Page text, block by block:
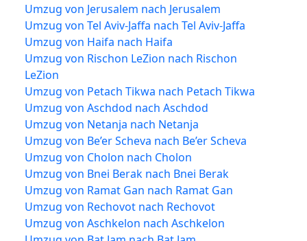
Umzug von Jerusalem nach Jerusalem
Umzug von Tel Aviv-Jaffa nach Tel Aviv-Jaffa
Umzug von Haifa nach Haifa
Umzug von Rischon LeZion nach Rischon
LeZion
Umzug von Petach Tikwa nach Petach Tikwa
Umzug von Aschdod nach Aschdod
Umzug von Netanja nach Netanja
Umzug von Be’er Scheva nach Be’er Scheva
Umzug von Cholon nach Cholon
Umzug von Bnei Berak nach Bnei Berak
Umzug von Ramat Gan nach Ramat Gan
Umzug von Rechovot nach Rechovot
Umzug von Aschkelon nach Aschkelon